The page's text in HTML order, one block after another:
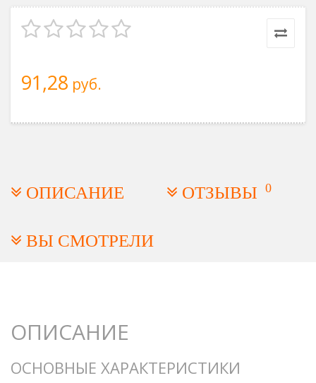
91,28 руб.
ОПИСАНИЕ ОТЗЫВЫ 0
ВЫ СМОТРЕЛИ
ОПИСАНИЕ
ОСНОВНЫЕ ХАРАКТЕРИСТИКИ